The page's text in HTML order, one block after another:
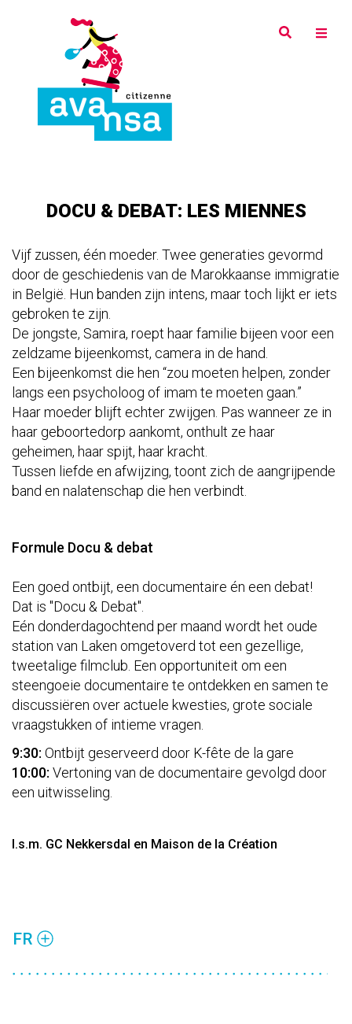
DOCU & DEBAT: LES MIENNES
Vijf zussen, één moeder. Twee generaties gevormd
door de geschiedenis van de Marokkaanse immigratie
in België. Hun banden zijn intens, maar toch lijkt er iets
gebroken te zijn.
De jongste, Samira, roept haar familie bijeen voor een
zeldzame bijeenkomst, camera in de hand.
Een bijeenkomst die hen “zou moeten helpen, zonder
langs een psycholoog of imam te moeten gaan.”
Haar moeder blijft echter zwijgen. Pas wanneer ze in
haar geboortedorp aankomt, onthult ze haar
geheimen, haar spijt, haar kracht.
Tussen liefde en afwijzing, toont zich de aangrijpende
band en nalatenschap die hen verbindt.
Formule Docu & debat
Een goed ontbijt, een documentaire én een debat!
Dat is "Docu & Debat".
Eén donderdagochtend per maand wordt het oude
station van Laken omgetoverd tot een gezellige,
tweetalige filmclub. Een opportuniteit om een
steengoeie documentaire te ontdekken en samen te
discussiëren over actuele kwesties, grote sociale
vraagstukken of intieme vragen.
9:30: Ontbijt geserveerd door K-fête de la gare
10:00: Vertoning van de documentaire gevolgd door
een uitwisseling.
I.s.m. GC Nekkersdal en Maison de la Création
FR